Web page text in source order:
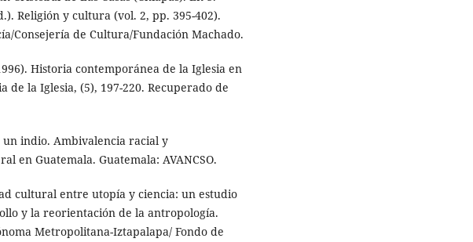
Religión y cultura (vol. 2, pp. 395-402).
Consejería de Cultura/Fundación Machado.
Historia contemporánea de la Iglesia en
de la Iglesia, (5), 197-220. Recuperado de
un indio. Ambivalencia racial y
en Guatemala. Guatemala: AVANCSO.
cultural entre utopía y ciencia: un estudio
y la reorientación de la antropología.
Metropolitana-Iztapalapa/ Fondo de